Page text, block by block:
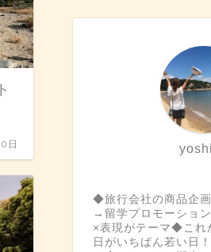
日
◆旅行会社の商品企
→留学プロモーショ
×表現がテーマ◆これ
日がいちばん若い日